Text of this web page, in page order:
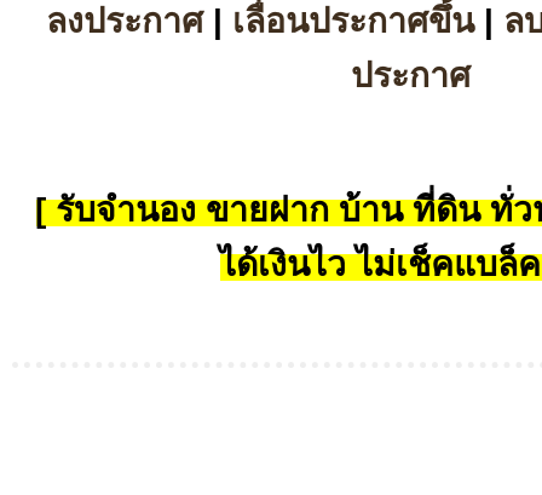
ลงประกาศ| เลื่อนประกาศขึ้น| ล
ประกาศ
[ รับจำนอง ขายฝาก บ้าน ที่ดิน ทั่ว
ได้เงินไว ไม่เช็คแบล็